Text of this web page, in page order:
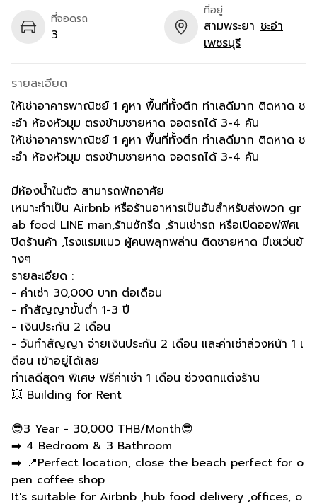
ที่จอดรถ
3
ที่อยู่
สามพระยา ชะอำ
เพชรบุรี
รายละเอียด
ให้เช่าอาคารพาณิชย์ 1 คูหา พื้นที่ทั้งตึก ทำเลดีมาก ติดหาด ช
ะอำ ห้องหัวมุม ตรงข้ามชายหาด จอดรถได้ 3-4 คัน
ให้เช่าอาคารพาณิชย์ 1 คูหา พื้นที่ทั้งตึก ทำเลดีมาก ติดหาด ช
ะอำ ห้องหัวมุม ตรงข้ามชายหาด จอดรถได้ 3-4 คัน
มีห้องน้ำในตัว สามารถพักอาศัย
เหมาะทำเป็น Airbnb หรือร้านอาหารเป็นฮับสำหรับส่งพวก gr
ab food LINE man,ร้านซักรีด ,ร้านเช่ารถ หรือเปิดออฟฟิศเ
ปิดร้านค้า ,โรงแรมแมว ผู้คนพลุกพล่าน ติดชายหาด มีเซเว่นข้
างๆ
รายละเอียด :
- ค่าเช่า 30,000 บาท ต่อเดือน
- ทำสัญญาขั้นต่ำ 1-3 ปี
- เงินประกัน 2 เดือน
- วันทำสัญญา จ่ายเงินประกัน 2 เดือน และค่าเช่าล่วงหน้า 1 เ
ดือน เข้าอยู่ได้เลย
ทำเลดีสุดๆ พิเศษ ฟรีค่าเช่า 1 เดือน ช่วงตกแต่งร้าน
💥 Building for Rent
😎3 Year - 30,000 THB/Month😎
➡️ 4 Bedroom & 3 Bathroom
➡️ 📍Perfect location, close the beach perfect for o
pen coffee shop
It's suitable for Airbnb ,hub food delivery ,offices, o